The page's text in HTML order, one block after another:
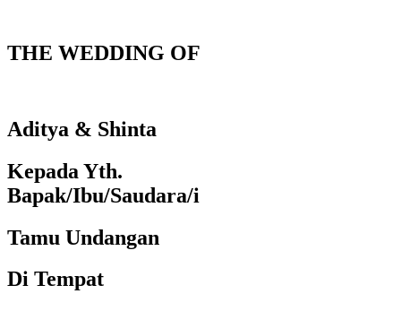
THE WEDDING OF
Aditya & Shinta
Kepada Yth.
Bapak/Ibu/Saudara/i
Tamu Undangan
Di Tempat